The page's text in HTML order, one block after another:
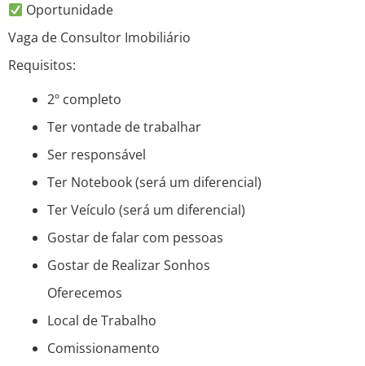
Oportunidade
Vaga de Consultor Imobiliário
Requisitos:
2º completo
Ter vontade de trabalhar
Ser responsável
Ter Notebook (será um diferencial)
Ter Veículo (será um diferencial)
Gostar de falar com pessoas
Gostar de Realizar Sonhos
Oferecemos
Local de Trabalho
Comissionamento